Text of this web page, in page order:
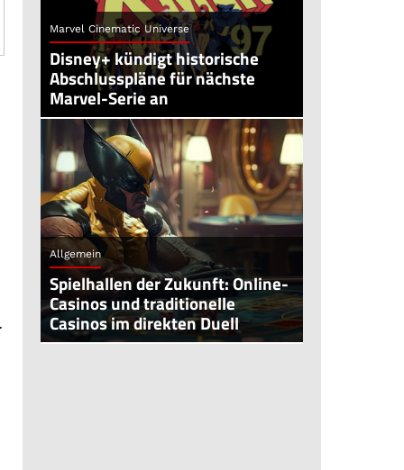
Marvel Cinematic Universe
Disney+ kündigt historische
Abschlusspläne für nächste
Marvel-Serie an
Allgemein
Spielhallen der Zukunft: Online-
Casinos und traditionelle
Casinos im direkten Duell